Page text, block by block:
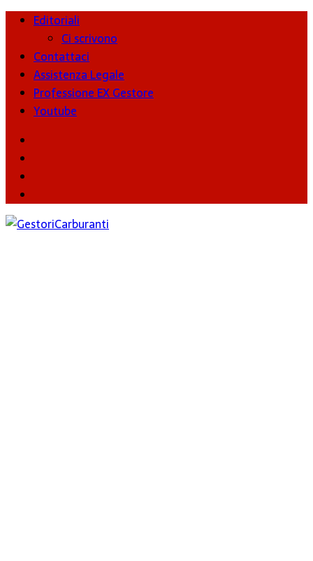
Editoriali
Ci scrivono
Contattaci
Assistenza Legale
Professione EX Gestore
Youtube